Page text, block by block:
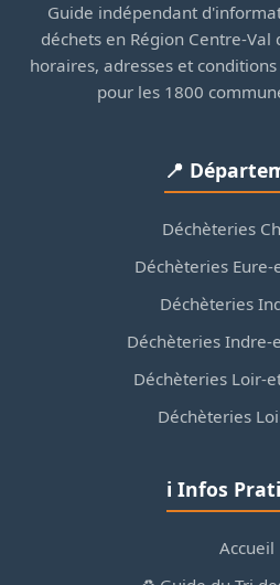
Guide indépendant
déchets en Région Centre-Val
horaires, adresses et
pour les 1800
📍
Déchèteries
Déchèteries Eure-
Déchèteries
Déchèteries Indre-
Déchèteries Loir-
Déchèteries
ℹ️ Infos
Accueil